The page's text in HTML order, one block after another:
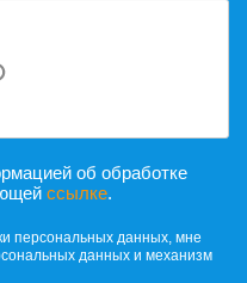
об обработке
ссылке.
персональных
персональных данных, мне
данных и механизм